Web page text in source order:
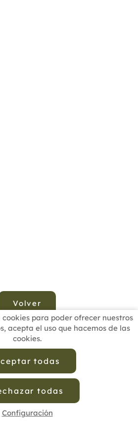
Volver
cookies para poder ofrecer nuestros
acepta el uso que hacemos de las
cookies.
todas
todas
Configuración
PROFESIONALES
CONTACTO
de Privacidad de Datos
Calidad
Política de Cookies
de Cookies